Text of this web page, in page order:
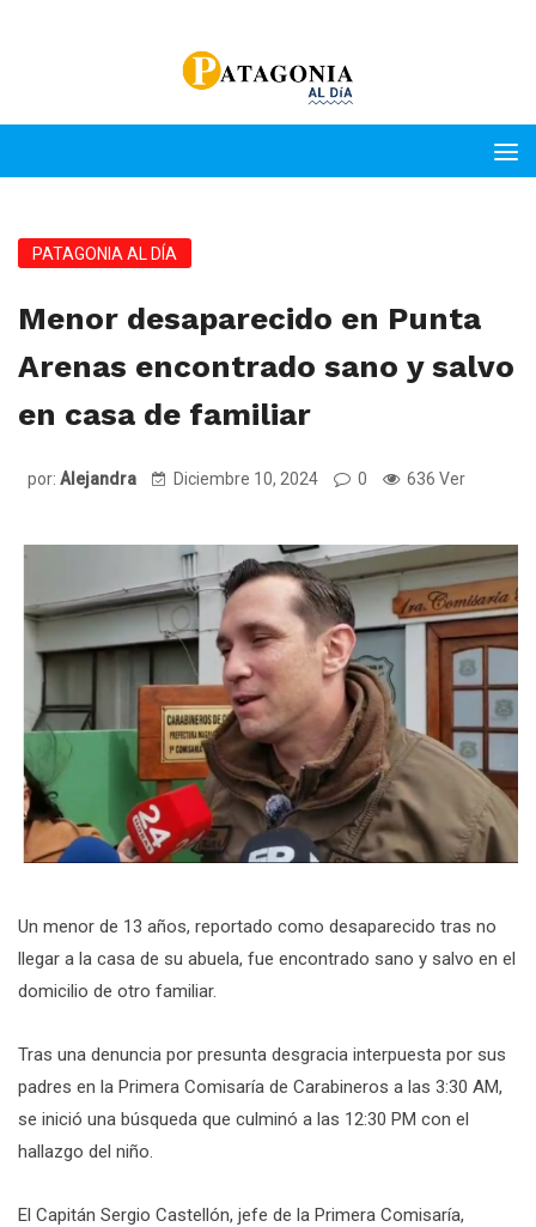
PATAGONIA AL DÍA
Menor desaparecido en Punta
Arenas encontrado sano y salvo
en casa de familiar
por: Alejandra Diciembre 10, 2024 0 636 Ver
Un menor de 13 años, reportado como desaparecido tras no
llegar a la casa de su abuela, fue encontrado sano y salvo en el
domicilio de otro familiar.
Tras una denuncia por presunta desgracia interpuesta por sus
padres en la Primera Comisaría de Carabineros a las 3:30 AM,
se inició una búsqueda que culminó a las 12:30 PM con el
hallazgo del niño.
El Capitán Sergio Castellón, jefe de la Primera Comisaría,